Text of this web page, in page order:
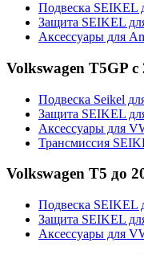
Подвеска SEIKEL
Защита SEIKEL
Аксессуары для
Volkswagen T5GP c
Подвеска Seikel
Защита SEIKEL
Аксессуары для
Трансмиссия
Volkswagen T5 до
Подвеска SEIKEL
Защита SEIKEL
Аксессуары для